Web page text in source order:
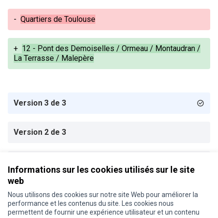
Informations sur les cookies utilisés sur le site
web
Nous utilisons des cookies sur notre site Web pour améliorer la
performance et les contenus du site. Les cookies nous
permettent de fournir une expérience utilisateur et un contenu
- Quartiers de Toulouse
+ 12 - Pont des Demoiselles / Ormeau / Montaudran /
La Terrasse / Malepère
Version 3 de 3
Version 2 de 3
Conditions d'utilisation
Paramètres des cookies
Je participe ! sur X
Je participe ! sur Facebook
Je participe ! sur Instagram